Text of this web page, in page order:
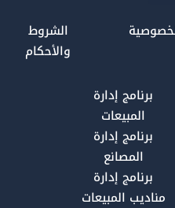
برنامج إدارة
المبيعات
برنامج إدارة
المصانع
برنامج إدارة
مناديب المبيعات
الشروط
والأحكام
t
m